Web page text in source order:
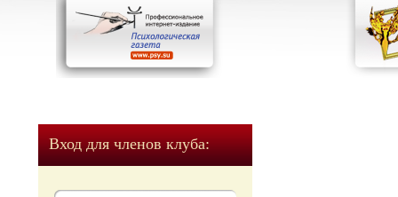
Вход для членов клуба: